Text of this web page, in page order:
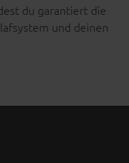
du garantiert die
und deinen